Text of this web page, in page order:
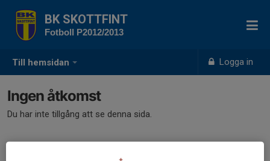
Till hemsidan Logga in
BK SKOTTFINT
Fotboll P2012/2013
Ingen åtkomst
Du har inte tillgång att se denna sida.